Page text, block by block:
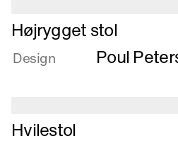
ny
uld
Læs
mere
om
Højrygget stol
Design Poul
Læs
Hvilestol